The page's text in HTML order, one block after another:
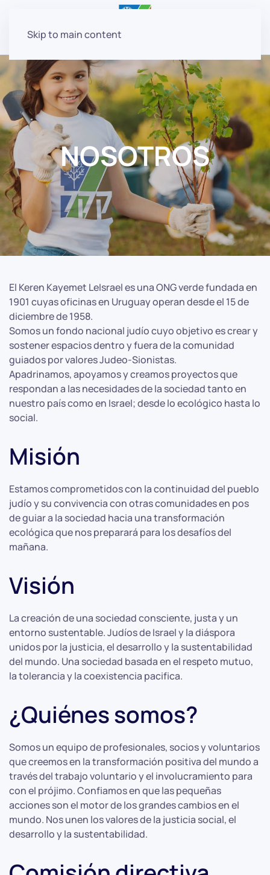
Skip to main content
NOSOTROS
El Keren Kayemet LeIsrael es una ONG verde fundada en
1901 cuyas oficinas en Uruguay operan desde el 15 de
diciembre de 1958.
Somos un fondo nacional judío cuyo objetivo es crear y
sostener espacios dentro y fuera de la comunidad
guiados por valores Judeo-Sionistas.
Apadrinamos, apoyamos y creamos proyectos que
respondan a las necesidades de la sociedad tanto en
nuestro país como en Israel; desde lo ecológico hasta lo
social.
Misión
Estamos comprometidos con la continuidad del pueblo
judío y su convivencia con otras comunidades en pos
de guiar a la sociedad hacia una transformación
ecológica que nos preparará para los desafíos del
mañana.
Visión
La creación de una sociedad consciente, justa y un
entorno sustentable. Judíos de Israel y la diáspora
unidos por la justicia, el desarrollo y la sustentabilidad
del mundo. Una sociedad basada en el respeto mutuo,
la tolerancia y la coexistencia pacifica.
¿Quiénes somos?
Somos un equipo de profesionales, socios y voluntarios
que creemos en la transformación positiva del mundo a
través del trabajo voluntario y el involucramiento para
con el prójimo. Confiamos en que las pequeñas
acciones son el motor de los grandes cambios en el
mundo. Nos unen los valores de la justicia social, el
desarrollo y la sustentabilidad.